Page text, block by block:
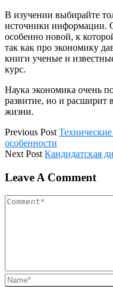
В изучении выбирайте
источники информации.
особенно новой, к
так как про экономику
книги ученые и
курс.
Наука экономика очень
развитие, но и расширит
жизни.
Previous Post
особенности
Next Post Кандидатская
Leave A Comment